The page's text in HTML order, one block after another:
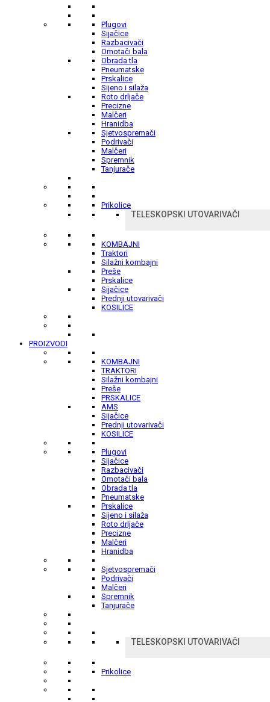
Plugovi
Sijačice
Razbacivači
Omotači bala
Obrada tla
Pneumatske
Prskalice
Sijeno i silaža
Roto drljače
Precizne
Malčeri
Hranidba
Sjetvospremači
Podrivači
Malčeri
Spremnik
Tanjurače
Prikolice
TELESKOPSKI UTOVARIVAČI
KOMBAJNI
Traktori
Silažni kombajni
Preše
Prskalice
Sijačice
Prednji utovarivači
KOSILICE
PROIZVODI
KOMBAJNI
TRAKTORI
Silažni kombajni
Preše
PRSKALICE
AMS
Sijačice
Prednji utovarivači
KOSILICE
Plugovi
Sijačice
Razbacivači
Omotači bala
Obrada tla
Pneumatske
Prskalice
Sijeno i silaža
Roto drljače
Precizne
Malčeri
Hranidba
Sjetvospremači
Podrivači
Malčeri
Spremnik
Tanjurače
TELESKOPSKI UTOVARIVAČI
Prikolice